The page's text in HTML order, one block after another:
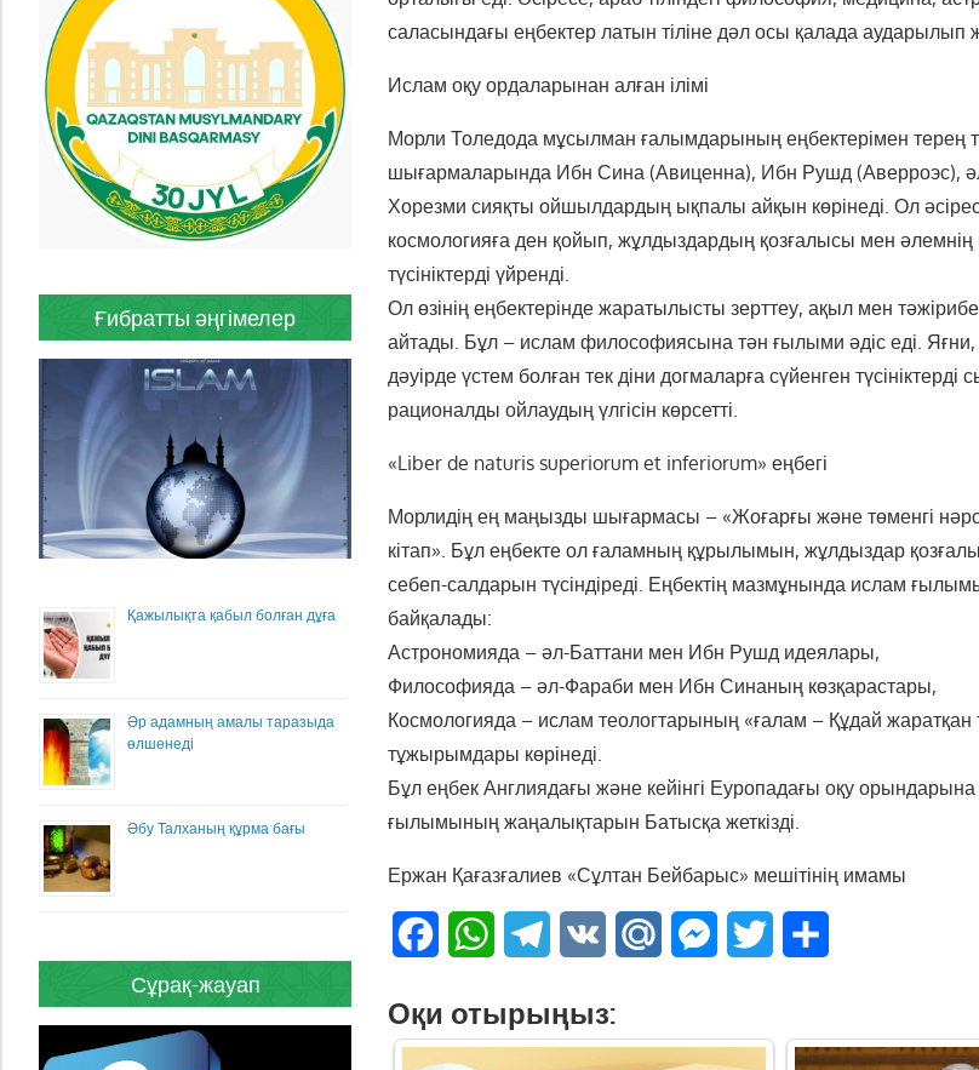
саласындағы еңбектер латын тіліне дәл осы қалада аударылып
Ислам оқу ордаларынан алған ілімі
Морли Толедода мұсылман ғалымдарының еңбектерімен
шығармаларында Ибн Сина (Авиценна), Ибн Рушд (Аверроэс),
Хорезми сияқты ойшылдардың ықпалы айқын көрінеді. Ол
космологияға ден қойып, жұлдыздардың қозғалысы мен
түсініктерді үйренді.
Ол өзінің еңбектерінде жаратылысты зерттеу, ақыл мен
айтады. Бұл – ислам философиясына тән ғылыми әдіс еді.
дәуірде үстем болған тек діни догмаларға сүйенген
рационалды ойлаудың үлгісін көрсетті.
«Liber de naturis superiorum et inferiorum» еңбегі
Морлидің ең маңызды шығармасы – «Жоғарғы және төменгі
кітап». Бұл еңбекте ол ғаламның құрылымын, жұлдыздар
себеп-салдарын түсіндіреді. Еңбектің мазмұнында ислам
байқалады:
Астрономияда – әл-Баттани мен Ибн Рушд идеялары,
Философияда – әл-Фараби мен Ибн Синаның көзқарастары,
Космологияда – ислам теологтарының «ғалам – Құдай жаратқан
тұжырымдары көрінеді.
Бұл еңбек Англиядағы және кейінгі Еуропадағы оқу орындарына
ғылымының жаңалықтарын Батысқа жеткізді.
Ержан Қағазғалиев «Сұлтан Бейбарыс» мешітінің имамы
FacebookWhatsAppTelegram
VK Mail.Ru Messenger
Twitter
Оқи отырыңыз:
Ғибратты әңгімелер
Қажылықта қабыл болған дұға
Әр адамның амалы таразыда
өлшенеді
Әбу Талханың құрма бағы
Сұрақ-жауап